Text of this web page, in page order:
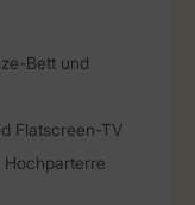
Bett und
Flatscreen-TV
Hochparterre